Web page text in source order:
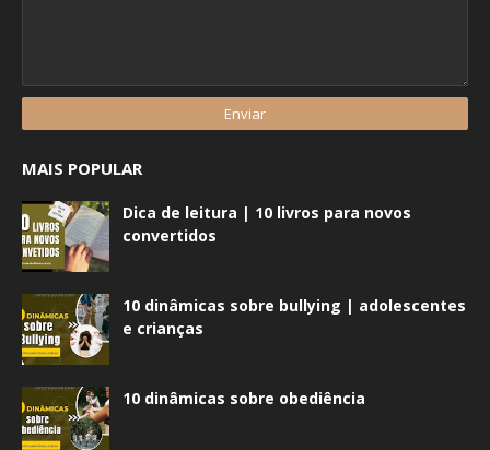
MAIS POPULAR
Dica de leitura | 10 livros para novos
convertidos
10 dinâmicas sobre bullying | adolescentes
e crianças
10 dinâmicas sobre obediência